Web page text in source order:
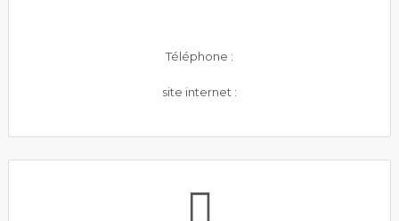
Téléphone :
site internet :